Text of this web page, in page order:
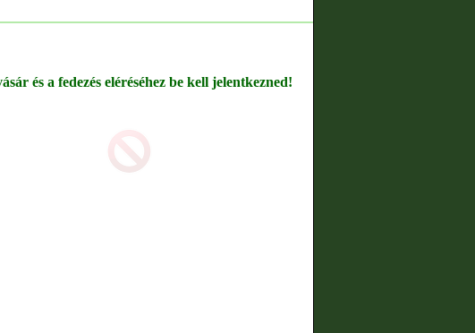
és a fedezés eléréséhez be kell jelentkezned!